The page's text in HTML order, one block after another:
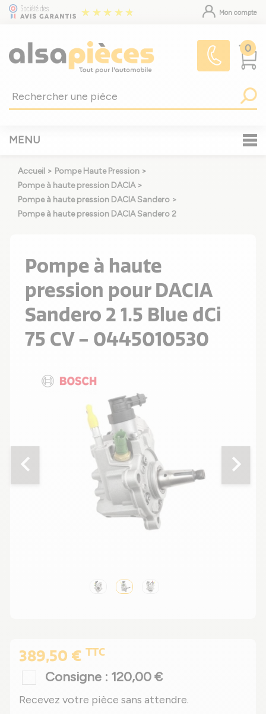
Mon compte
0
MENU
Accueil > Pompe Haute Pression >
Pompe à haute pression DACIA >
Pompe à haute pression DACIA Sandero >
Pompe à haute pression DACIA Sandero 2
Pompe à haute
pression pour DACIA
Sandero 2 1.5 Blue dCi
75 CV - 0445010530
chevron_left chevron_right
389,50 € TTC
Consigne : 120,00 €
Recevez votre pièce sans attendre.